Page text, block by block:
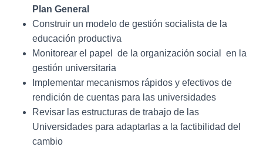
Plan General
Construir un modelo de gestión socialista de la
educación productiva
Monitorear el papel de la organización social en la
gestión universitaria
Implementar mecanismos rápidos y efectivos de
rendición de cuentas para las universidades
Revisar las estructuras de trabajo de las
Universidades para adaptarlas a la factibilidad del
cambio